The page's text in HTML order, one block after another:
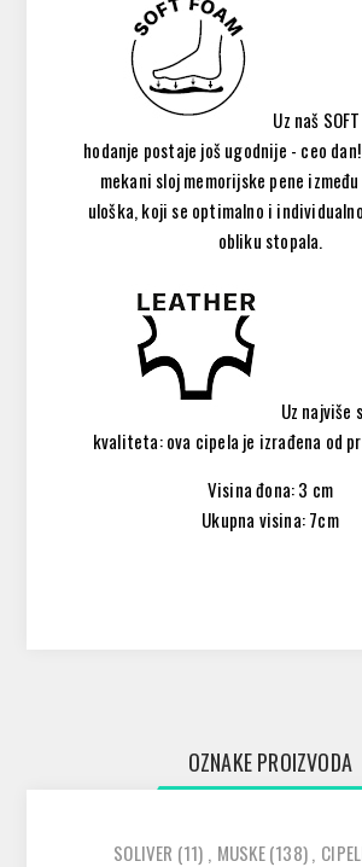
Uz naš
hodanje postaje još ugodnije - ceo
mekani sloj memorijske pene
uloška, ​​koji se optimalno i
obliku stopala.
Uz najviše
kvaliteta: ova cipela je izrađena od
Visina đona: 3 cm
Ukupna visina: 7cm
OZNAKE PROIZVODA
SOLIVER (11) , MUSKE(138),